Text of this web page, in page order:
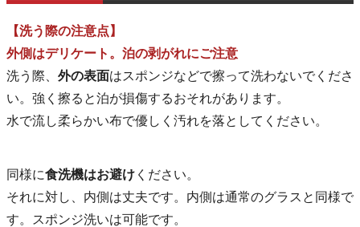
【洗う際の注意点】
外側はデリケート。泊の剥がれにご注意
洗う際、 外の表面はスポンジなどで擦って洗わないでくださ
い。強く擦ると泊が損傷するおそれがあります。
水で流し柔らかい布で優しく汚れを落としてください。
同様に食洗機はお避け ください。
それに対し、内側は丈夫です。内側は通常のグラスと同様で
す。スポンジ洗いは可能です。